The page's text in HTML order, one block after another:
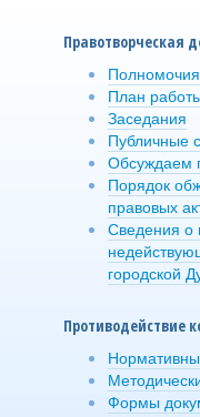
Правотворческая
Полномочия
План
Заседания
Публичные
Обсуждаем
Порядок
правовых
Сведения о
городской
Противодействие
Формы